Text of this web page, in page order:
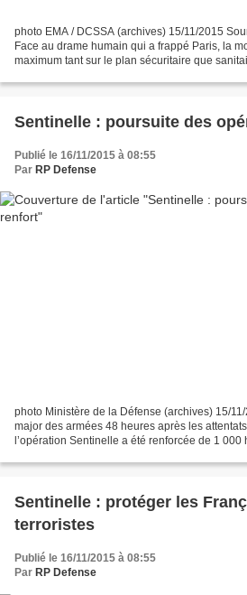
photo EMA / DCSSA (archives) 15/11/2015
Face au drame humain qui a frappé Paris, la
maximum tant sur le plan sécuritaire que
Sentinelle : poursuite des
Publié le 16/11/2015 à 08:55
Par RP Defense
photo Ministère de la Défense (archives) 15/
major des armées 48 heures après les
l’opération Sentinelle a été renforcée de 1 000
Sentinelle : protéger les
terroristes
Publié le 16/11/2015 à 08:55
Par RP Defense